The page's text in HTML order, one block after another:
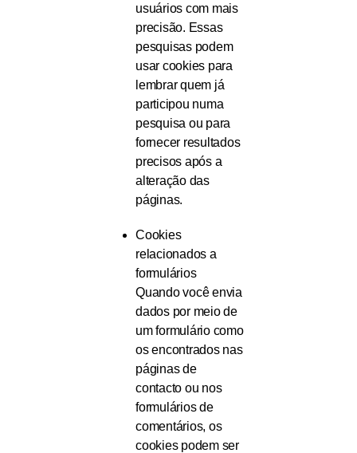
usuários com mais
precisão. Essas
pesquisas podem
usar cookies para
lembrar quem já
participou numa
pesquisa ou para
fornecer resultados
precisos após a
alteração das
páginas.
Cookies
relacionados a
formulários
Quando você envia
dados por meio de
um formulário como
os encontrados nas
páginas de
contacto ou nos
formulários de
comentários, os
cookies podem ser